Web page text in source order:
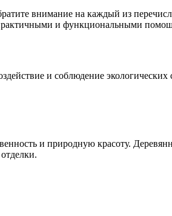
внимание на каждый из
и функциональными
и соблюдение экологических
и природную красоту.